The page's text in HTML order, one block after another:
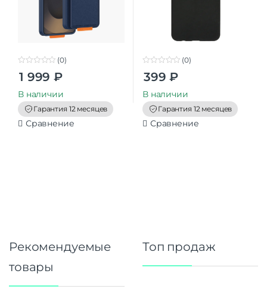
t
o
f
5
(0)
1 999 ₽
В наличии
Гарантия 12 месяцев
Сравнение
o
t
o
f
5
(0)
399 ₽
В наличии
Гарантия 12 месяцев
Сравнение
Рекомендуемые
товары
Топ продаж